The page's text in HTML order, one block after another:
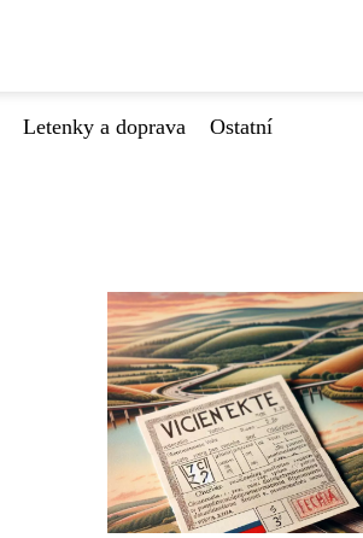
Letenky a doprava
Ostatní